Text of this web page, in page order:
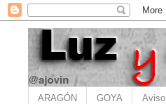
ARAGÓN GOYA Aviso